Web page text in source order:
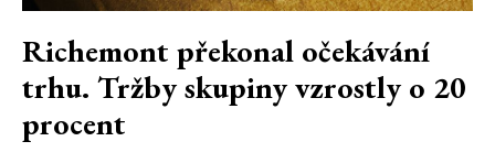
Richemont překonal očekávání
trhu. Tržby skupiny vzrostly o 20
procent